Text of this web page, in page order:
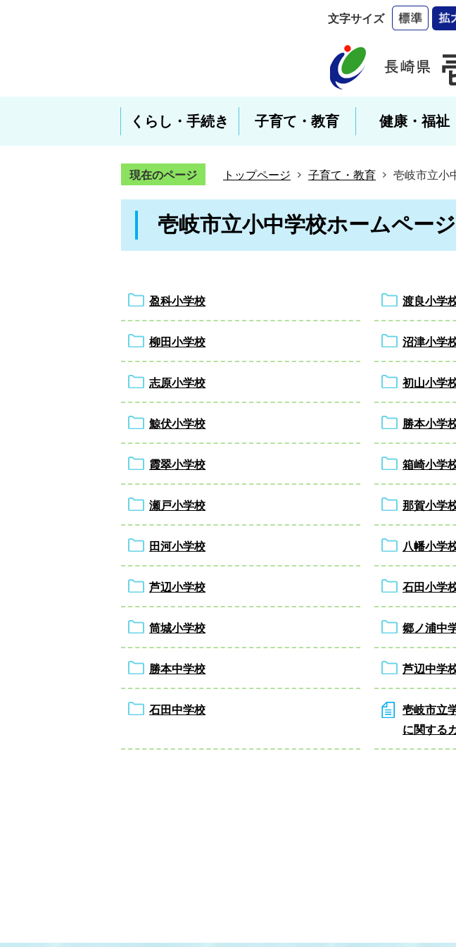
文字サイズ
くらし・手続き 子育て・教育 健康・福祉
現在のページ トップページ 子育て・教育 壱岐市立小
壱岐市立小中学校ホームページ
盈科小学校 渡良小学
柳田小学校 沼津小学
志原小学校 初山小学
鯨伏小学校 勝本小学
霞翠小学校 箱崎小学
瀬戸小学校 那賀小学
田河小学校 八幡小学
芦辺小学校 石田小学
筒城小学校 郷ノ浦中
勝本中学校 芦辺中学
石田中学校
壱岐市立
に関する